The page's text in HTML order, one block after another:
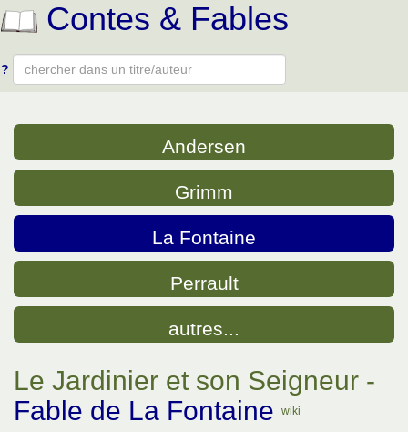
Contes & Fables
?
Andersen
Grimm
La Fontaine
Perrault
autres...
Le Jardinier et son Seigneur -
Fable de La Fontaine
wiki